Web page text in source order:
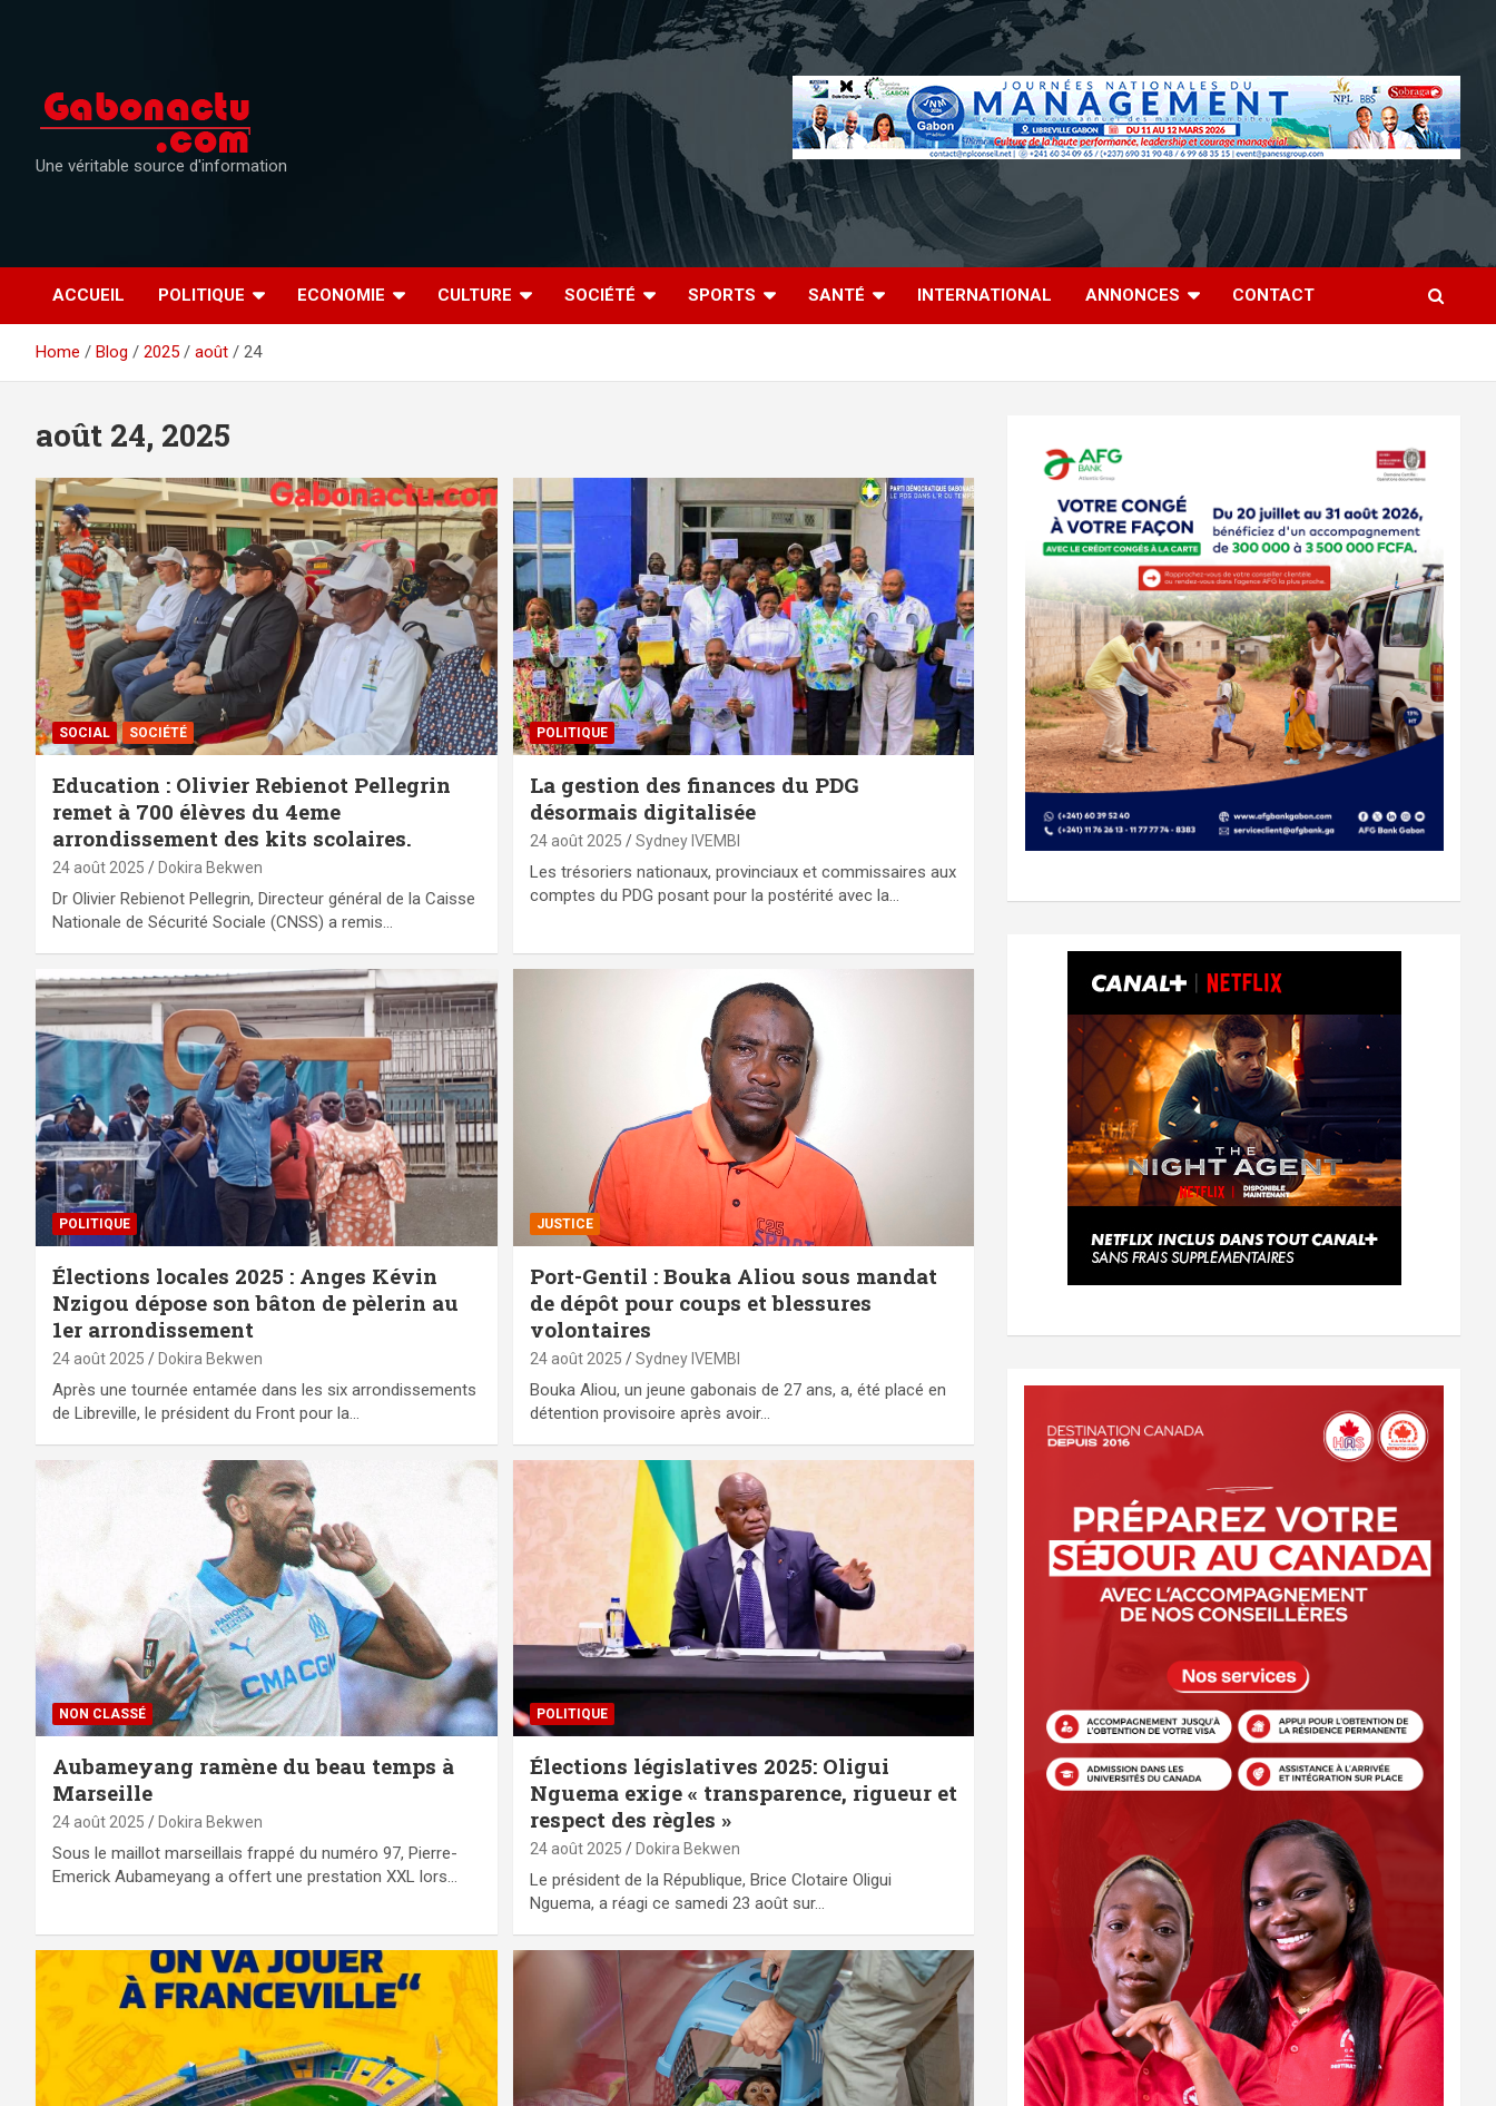
Une véritable source d'information
ACCUEIL POLITIQUE ECONOMIE CULTURE SOCIÉTÉ SPORTS SANTÉ INTERNATIONAL ANNONCES CONTACT
Home Blog 2025 août 24
août 24, 2025
SOCIAL SOCIÉTÉ
Education : Olivier Rebienot Pellegrin
remet à 700 élèves du 4eme
arrondissement des kits scolaires.‎
24 août 2025 Dokira Bekwen
Dr Olivier Rebienot Pellegrin, Directeur général de la Caisse
Nationale de Sécurité Sociale (CNSS) a remis…
POLITIQUE
La gestion des finances du PDG
désormais digitalisée
24 août 2025 Sydney IVEMBI
Les trésoriers nationaux, provinciaux et commissaires aux
comptes du PDG posant pour la postérité avec la…
POLITIQUE
Élections locales 2025 : Anges Kévin
Nzigou dépose son bâton de pèlerin au
1er arrondissement
24 août 2025 Dokira Bekwen
Après une tournée entamée dans les six arrondissements
de Libreville, le président du Front pour la…
JUSTICE
Port-Gentil : Bouka Aliou sous mandat
de dépôt pour coups et blessures
volontaires
24 août 2025 Sydney IVEMBI
Bouka Aliou, un jeune gabonais de 27 ans, a, été placé en
détention provisoire après avoir…
NON CLASSÉ
Aubameyang ramène du beau temps à
Marseille
24 août 2025 Dokira Bekwen
Sous le maillot marseillais frappé du numéro 97, Pierre-
Emerick Aubameyang a offert une prestation XXL lors…
POLITIQUE
Élections législatives 2025: Oligui
Nguema exige « transparence, rigueur et
respect des règles »
24 août 2025 Dokira Bekwen
Le président de la République, Brice Clotaire Oligui
Nguema, a réagi ce samedi 23 août sur…